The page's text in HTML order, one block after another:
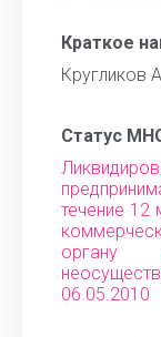
Краткое
Кругликов
Статус
течение 12
органу
06.05.2010